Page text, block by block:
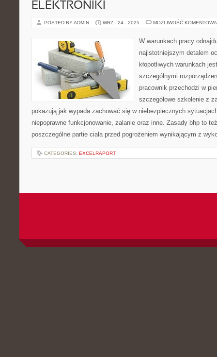
ELEKTRONIKI
POSTED BY ADMIN WRZ - 24 - 2025 MOŻLIWOŚĆ
W warunkach pracy
najistotniejszym detalem
kłopotliwych warunkach
szczególnymi
pracownik przechodzi w
szczegółowe szkolenie z
pokazują jak wypada zachować się w niebezpiecznych
niepoprawne funkcjonowanie, zalanie oraz inne. Zasady bhp to
poszczególne partie ciała przed pogrożeniem wynikającym z
CATEGORIES: EXCELRAPORT